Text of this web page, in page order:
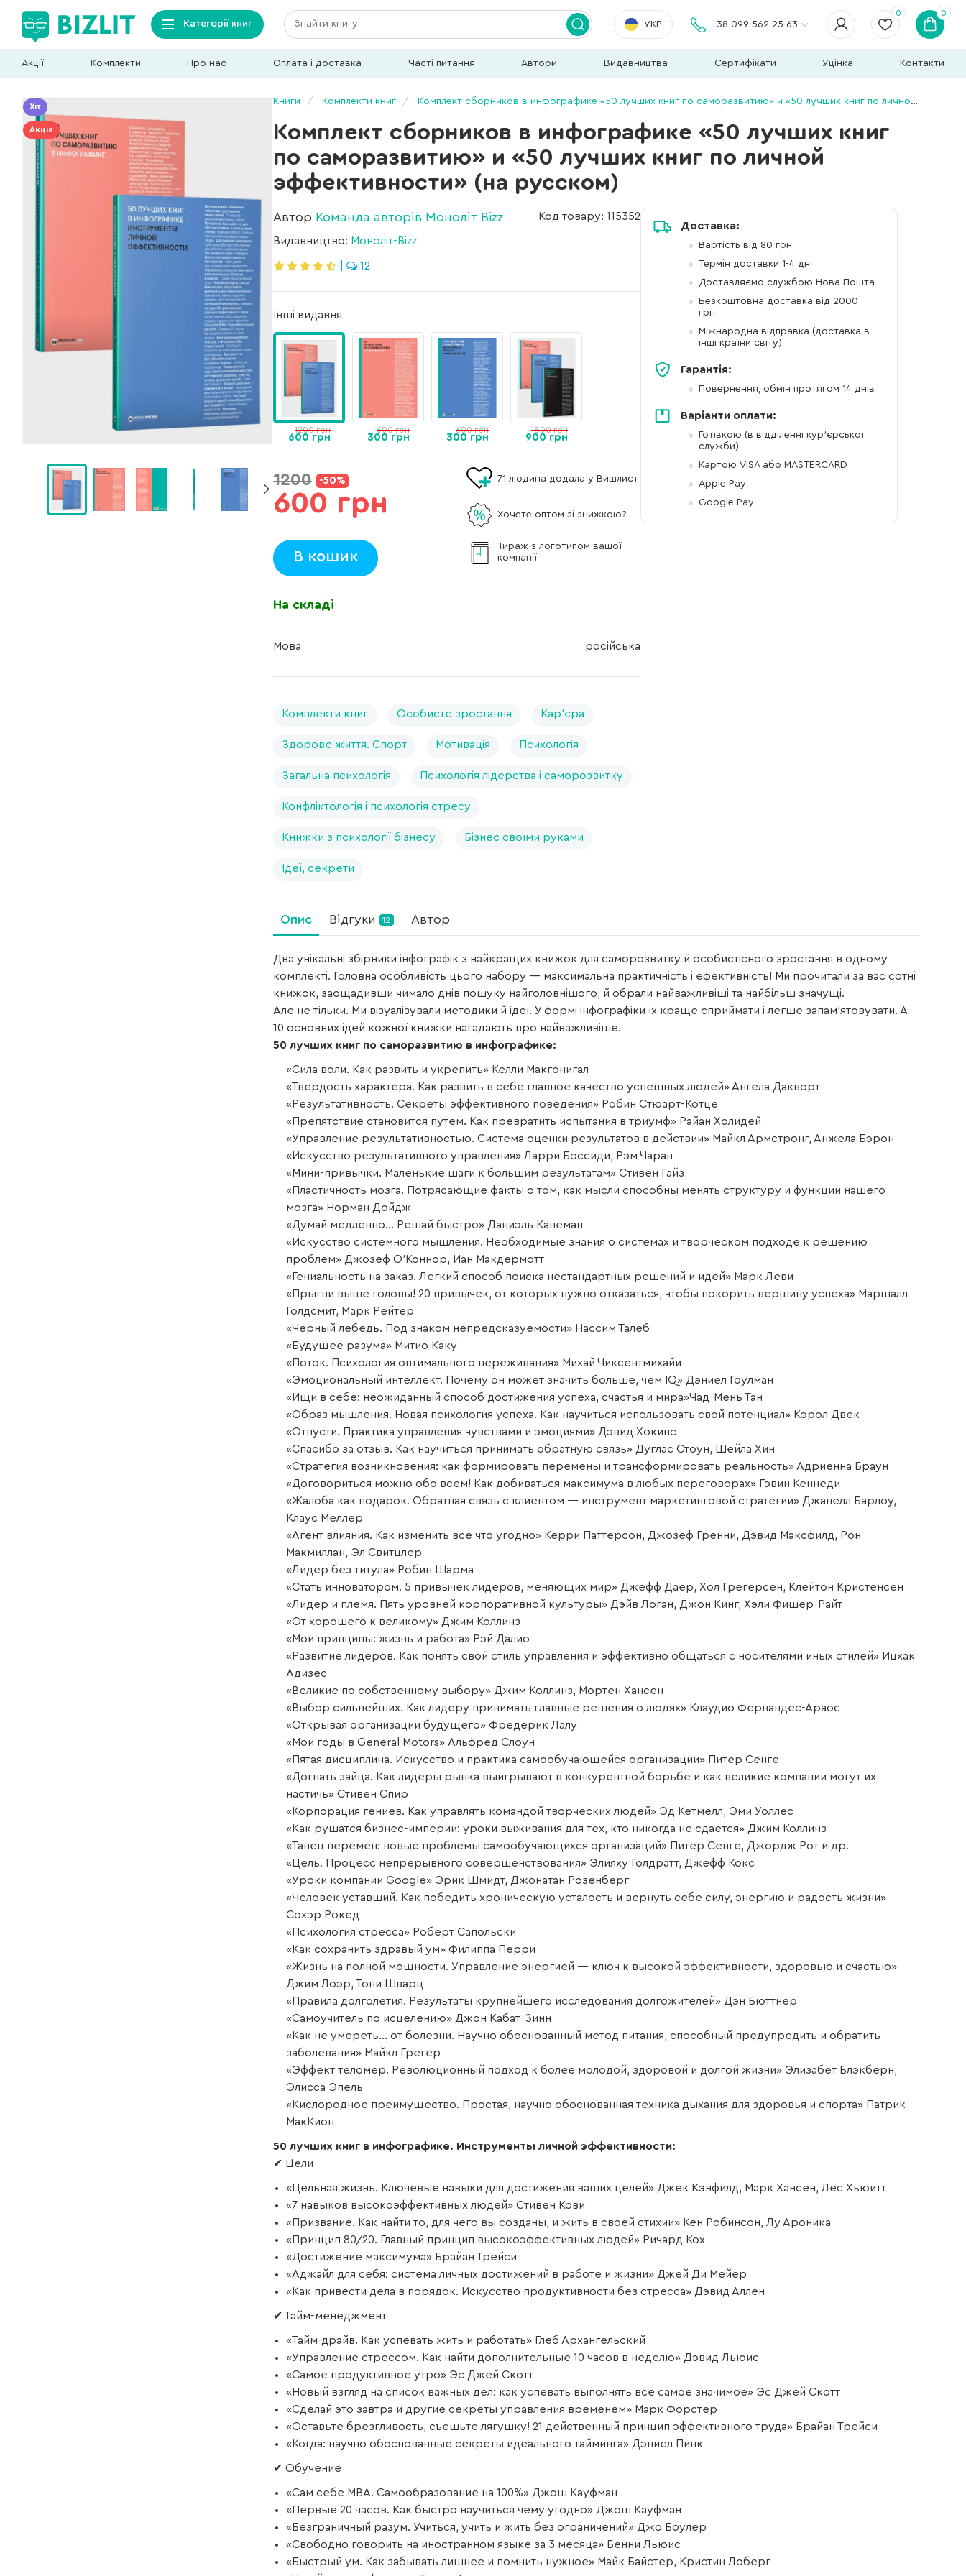
Категорії книг УКР +38 099 562 25 63
0 0
Акції Комплекти Про нас Оплата і доставка Часті питання Автори Видавництва Сертифікати Уцінка Контакти
Хіт
Акція
Книги Комплекти книг Комплект сборников в инфографике «50 лучших книг по саморазвитию» и «50 лучших книг по личной эффективности» (на русском)
Комплект сборников в инфографике «50 лучших книг
по саморазвитию» и «50 лучших книг по личной
эффективности» (на русском)
Автор Команда авторів Моноліт Bizz
Видавництво: Моноліт-Bizz
12
Код товару: 115352
Інші видання
600 грн
1200 грн
300 грн
600 грн
300 грн
600 грн
900 грн
1800 грн
1200 -50%
600 грн
В кошик
71 людина додала у Вишлист
Хочете оптом зі знижкою?
Тираж з логотипом вашої
компанії
На складі
Мова російська
Комплекти книг Особисте зростання Кар’єра
Здорове життя. Спорт Мотивація Психологія
Загальна психологія Психологія лідерства і саморозвитку
Конфліктологія і психологія стресу
Книжки з психології бізнесу Бізнес своїми руками
Ідеї, секрети
Доставка:
Вартість від 80 грн
Термін доставки 1-4 дні
Доставляємо службою Нова Пошта
Безкоштовна доставка від 2000
грн
Міжнародна відправка (доставка в
інші країни світу)
Гарантія:
Повернення, обмін протягом 14 днів
Варіанти оплати:
Готівкою (в відділенні кур'єрської
служби)
Картою VISA або MASTERCARD
Apple Pay
Google Pay
Опис Відгуки 12 Автор
Два унікальні збірники інфографік з найкращих книжок для саморозвитку й особистісного зростання в одному
комплекті. Головна особливість цього набору — максимальна практичність і ефективність! Ми прочитали за вас сотні
книжок, заощадивши чимало днів пошуку найголовнішого, й обрали найважливіші та найбільш значущі.
Але не тільки. Ми візуалізували методики й ідеї. У формі інфографіки їх краще сприймати і легше запам’ятовувати. А
10 основних ідей кожної книжки нагадають про найважливіше.
50 лучших книг по саморазвитию в инфографике:
«Сила воли. Как развить и укрепить» Келли Макгонигал
«Твердость характера. Как развить в себе главное качество успешных людей» Ангела Дакворт
«Результативность. Секреты эффективного поведения» Робин Стюарт-Котце
«Препятствие становится путем. Как превратить испытания в триумф» Райан Холидей
«Управление результативностью. Система оценки результатов в действии» Майкл Армстронг, Анжела Бэрон
«Искусство результативного управления» Ларри Боссиди, Рэм Чаран
«Мини-привычки. Маленькие шаги к большим результатам» Стивен Гайз
«Пластичность мозга. Потрясающие факты о том, как мысли способны менять структуру и функции нашего
мозга» Норман Дойдж
«Думай медленно… Решай быстро» Даниэль Канеман
«Искусство системного мышления. Необходимые знания о системах и творческом подходе к решению
проблем» Джозеф О’Коннор, Иан Макдермотт
«Гениальность на заказ. Легкий способ поиска нестандартных решений и идей» Марк Леви
«Прыгни выше головы! 20 привычек, от которых нужно отказаться, чтобы покорить вершину успеха» Маршалл
Голдсмит, Марк Рейтер
«Черный лебедь. Под знаком непредсказуемости» Нассим Талеб
«Будущее разума» Митио Каку
«Поток. Психология оптимального переживания» Михай Чиксентмихайи
«Эмоциональный интеллект. Почему он может значить больше, чем IQ» Дэниел Гоулман
«Ищи в себе: неожиданный способ достижения успеха, счастья и мира»Чад-Мень Тан
«Образ мышления. Новая психология успеха. Как научиться использовать свой потенциал» Кэрол Двек
«Отпусти. Практика управления чувствами и эмоциями» Дэвид Хокинс
«Спасибо за отзыв. Как научиться принимать обратную связь» Дуглас Стоун, Шейла Хин
«Стратегия возникновения: как формировать перемены и трансформировать реальность» Адриенна Браун
«Договориться можно обо всем! Как добиваться максимума в любых переговорах» Гэвин Кеннеди
«Жалоба как подарок. Обратная связь с клиентом — инструмент маркетинговой стратегии» Джанелл Барлоу,
Клаус Меллер
«Агент влияния. Как изменить все что угодно» Керри Паттерсон, Джозеф Гренни, Дэвид Максфилд, Рон
Макмиллан, Эл Свитцлер
«Лидер без титула» Робин Шарма
«Стать инноватором. 5 привычек лидеров, меняющих мир» Джефф Даер, Хол Грегерсен, Клейтон Кристенсен
«Лидер и племя. Пять уровней корпоративной культуры» Дэйв Логан, Джон Кинг, Хэли Фишер-Райт
«От хорошего к великому» Джим Коллинз
«Мои принципы: жизнь и работа» Рэй Далио
«Развитие лидеров. Как понять свой стиль управления и эффективно общаться с носителями иных стилей» Ицхак
Адизес
«Великие по собственному выбору» Джим Коллинз, Мортен Хансен
«Выбор сильнейших. Как лидеру принимать главные решения о людях» Клаудио Фернандес-Араос
«Открывая организации будущего» Фредерик Лалу
«Мои годы в General Motors» Альфред Слоун
«Пятая дисциплина. Искусство и практика самообучающейся организации» Питер Сенге
«Догнать зайца. Как лидеры рынка выигрывают в конкурентной борьбе и как великие компании могут их
настичь» Стивен Спир
«Корпорация гениев. Как управлять командой творческих людей» Эд Кетмелл, Эми Уоллес
«Как рушатся бизнес-империи: уроки выживания для тех, кто никогда не сдается» Джим Коллинз
«Танец перемен: новые проблемы самообучающихся организаций» Питер Сенге, Джордж Рот и др.
«Цель. Процесс непрерывного совершенствования» Элияху Голдратт, Джефф Кокс
«Уроки компании Google» Эрик Шмидт, Джонатан Розенберг
«Человек уставший. Как победить хроническую усталость и вернуть себе силу, энергию и радость жизни»
Сохэр Рокед
«Психология стресса» Роберт Сапольски
«Как сохранить здравый ум» Филиппа Перри
«Жизнь на полной мощности. Управление энергией — ключ к высокой эффективности, здоровью и счастью»
Джим Лоэр, Тони Шварц
«Правила долголетия. Результаты крупнейшего исследования долгожителей» Дэн Бюттнер
«Самоучитель по исцелению» Джон Кабат-Зинн
«Как не умереть… от болезни. Научно обоснованный метод питания, способный предупредить и обратить
заболевания» Майкл Грегер
«Эффект теломер. Революционный подход к более молодой, здоровой и долгой жизни» Элизабет Блэкберн,
Элисса Эпель
«Кислородное преимущество. Простая, научно обоснованная техника дыхания для здоровья и спорта» Патрик
МакКион
50 лучших книг в инфографике. Инструменты личной эффективности:
✔ Цели
«Цельная жизнь. Ключевые навыки для достижения ваших целей» Джек Кэнфилд, Марк Хансен, Лес Хьюитт
«7 навыков высокоэффективных людей» Стивен Кови
«Призвание. Как найти то, для чего вы созданы, и жить в своей стихии» Кен Робинсон, Лу Ароника
«Принцип 80/20. Главный принцип высокоэффективных людей» Ричард Кох
«Достижение максимума» Брайан Трейси
«Аджайл для себя: система личных достижений в работе и жизни» Джей Ди Мейер
«Как привести дела в порядок. Искусство продуктивности без стресса» Дэвид Аллен
✔ Тайм-менеджмент
«Тайм-драйв. Как успевать жить и работать» Глеб Архангельский
«Управление стрессом. Как найти дополнительные 10 часов в неделю» Дэвид Льюис
«Самое продуктивное утро» Эс Джей Скотт
«Новый взгляд на список важных дел: как успевать выполнять все самое значимое» Эс Джей Скотт
«Сделай это завтра и другие секреты управления временем» Марк Форстер
«Оставьте брезгливость, съешьте лягушку! 21 действенный принцип эффективного труда» Брайан Трейси
«Когда: научно обоснованные секреты идеального тайминга» Дэниел Пинк
✔ Обучение
«Сам себе MBA. Самообразование на 100%» Джош Кауфман
«Первые 20 часов. Как быстро научиться чему угодно» Джош Кауфман
«Безграничный разум. Учиться, учить и жить без ограничений» Джо Боулер
«Свободно говорить на иностранном языке за 3 месяца» Бенни Льюис
«Быстрый ум. Как забывать лишнее и помнить нужное» Майк Байстер, Кристин Лоберг